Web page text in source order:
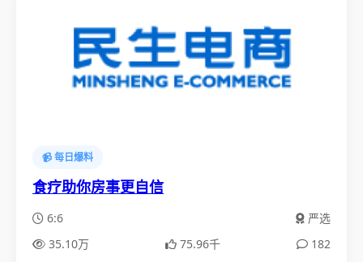
📹 每日爆料
食疗助你房事更自信
6:6
严选
35.10万
75.96千 182